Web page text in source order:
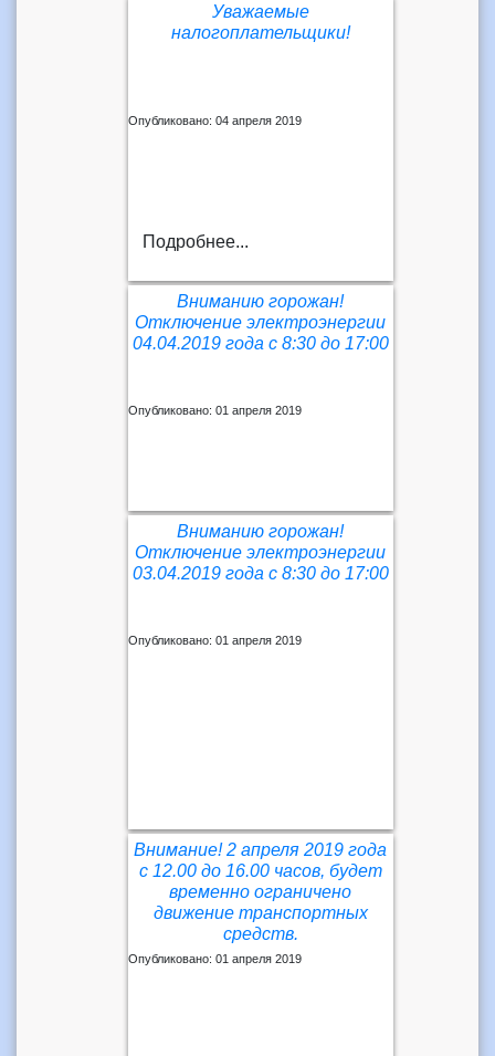
Уважаемые
налогоплательщики!
Опубликовано: 04 апреля 2019
Подробнее...
Вниманию горожан!
Отключение электроэнергии
04.04.2019 года с 8:30 до 17:00
Опубликовано: 01 апреля 2019
Вниманию горожан!
Отключение электроэнергии
03.04.2019 года с 8:30 до 17:00
Опубликовано: 01 апреля 2019
Внимание! 2 апреля 2019 года
с 12.00 до 16.00 часов, будет
временно ограничено
движение транспортных
средств.
Опубликовано: 01 апреля 2019